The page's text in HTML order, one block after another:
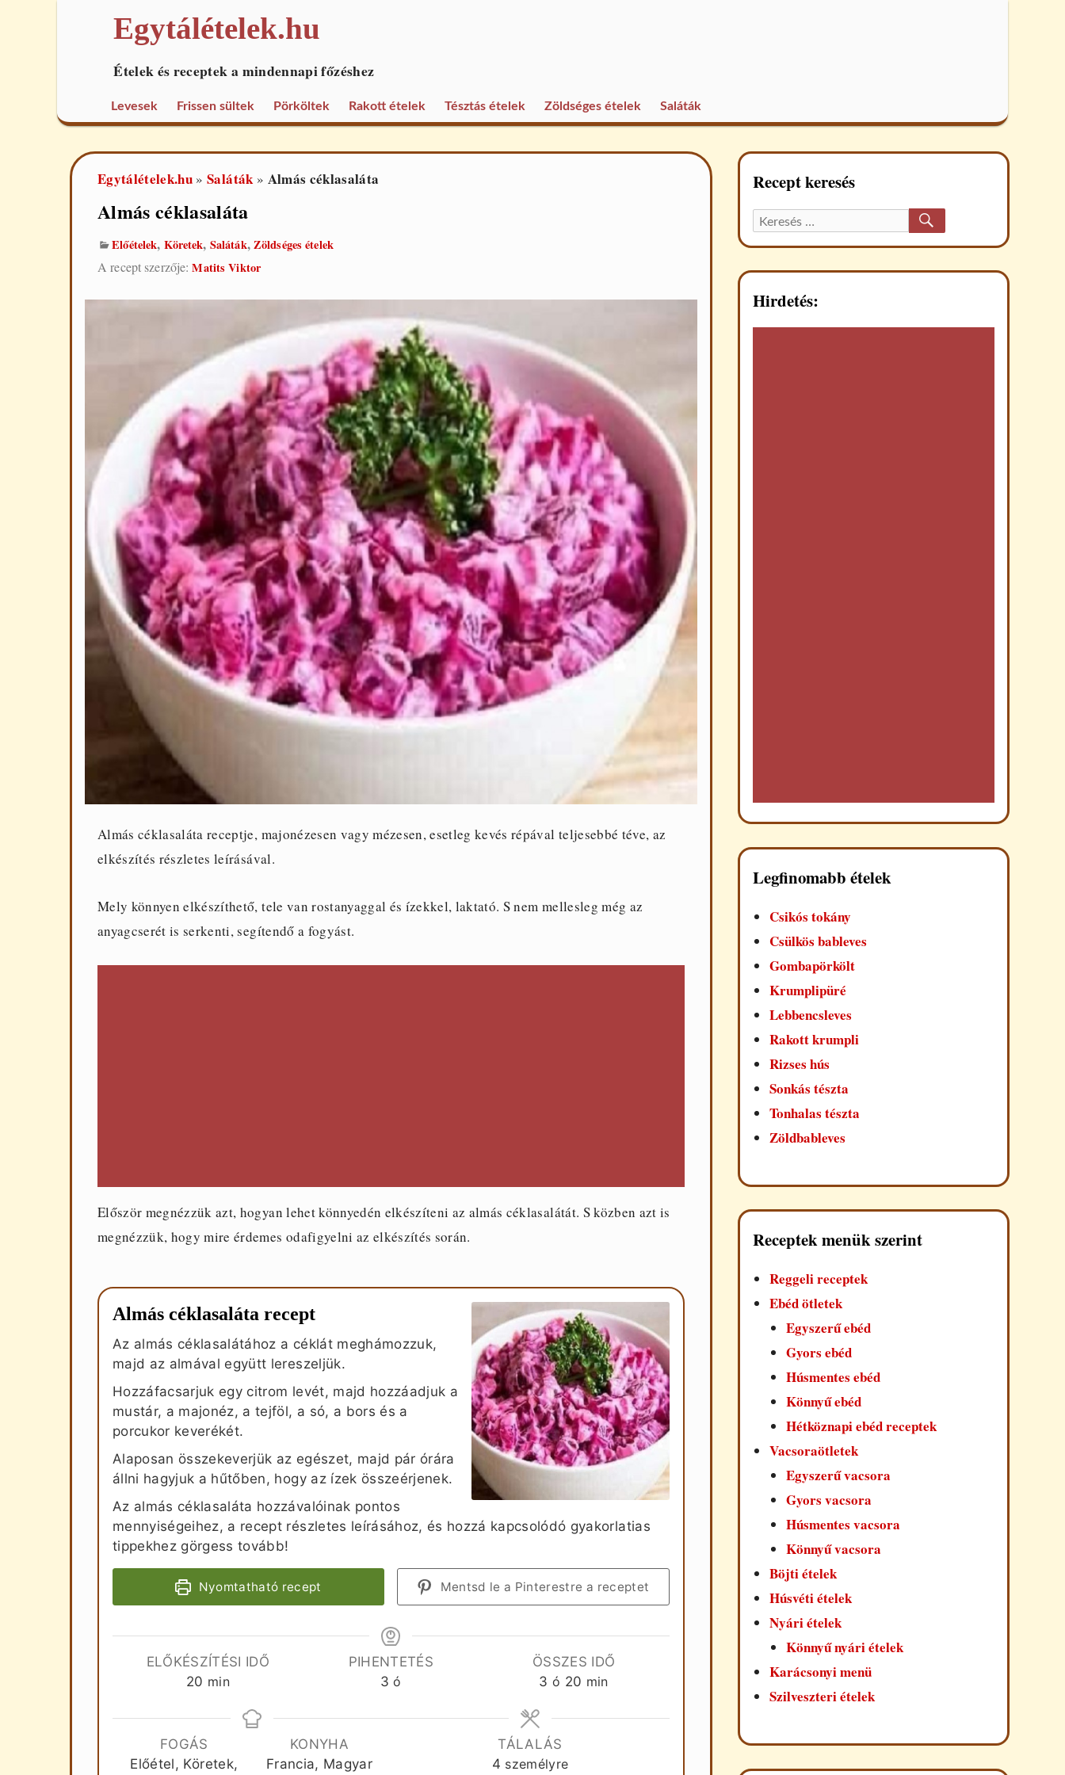
Egytálételek.hu
Ételek és receptek a mindennapi főzéshez
Levesek Frissen sültek Pörköltek Rakott ételek Tésztás ételek Zöldséges ételek Saláták
Egytálételek.hu »Saláták» Almás céklasaláta
Almás céklasaláta
Előételek, Köretek, Saláták,Zöldséges ételek
A recept szerzője:Matits Viktor
Almás céklasaláta receptje, majonézesen vagy mézesen, esetleg kevés répával teljesebbé téve, az
elkészítés részletes leírásával.
Mely könnyen elkészíthető, tele van rostanyaggal és ízekkel, laktató. S nem mellesleg még az
anyagcserét is serkenti, segítendő a fogyást.
Először megnézzük azt, hogyan lehet könnyedén elkészíteni az almás céklasalátát. S közben azt is
megnézzük, hogy mire érdemes odafigyelni az elkészítés során.
Almás céklasaláta recept
Az almás céklasalátához a céklát meghámozzuk,
majd az almával együtt lereszeljük.
Hozzáfacsarjuk egy citrom levét, majd hozzáadjuk a
mustár, a majonéz, a tejföl, a só, a bors és a
porcukor keverékét.
Alaposan összekeverjük az egészet, majd pár órára
állni hagyjuk a hűtőben, hogy az ízek összeérjenek.
Az almás céklasaláta hozzávalóinak pontos
mennyiségeihez, a recept részletes leírásához, és hozzá kapcsolódó gyakorlatias
tippekhez görgess tovább!
Nyomtatható recept Mentsd le a Pinterestre a receptet
ELŐKÉSZÍTÉSI IDŐ
20 perc
min
PIHENTETÉS
3 óra
ó
ÖSSZES IDŐ
3 óra
ó 20 perc
min
FOGÁS
Előétel, Köretek,
KONYHA
Francia, Magyar
TÁLALÁS
4 személyre
Recept keresés
Keresett
recept:
Hirdetés:
Legfinomabb ételek
Csikós tokány
Csülkös bableves
Gombapörkölt
Krumplipüré
Lebbencsleves
Rakott krumpli
Rizses hús
Sonkás tészta
Tonhalas tészta
Zöldbableves
Receptek menük szerint
Reggeli receptek
Ebéd ötletek
Egyszerű ebéd
Gyors ebéd
Húsmentes ebéd
Könnyű ebéd
Hétköznapi ebéd receptek
Vacsoraötletek
Egyszerű vacsora
Gyors vacsora
Húsmentes vacsora
Könnyű vacsora
Böjti ételek
Húsvéti ételek
Nyári ételek
Könnyű nyári ételek
Karácsonyi menü
Szilveszteri ételek